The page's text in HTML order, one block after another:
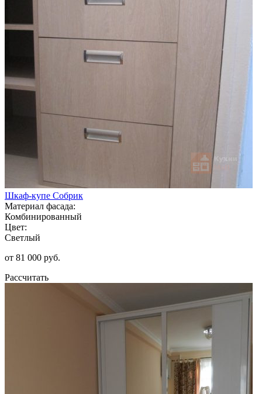
Шкаф-купе Собрик
Материал фасада:
Комбинированный
Цвет:
Светлый
от 81 000 руб.
Рассчитать